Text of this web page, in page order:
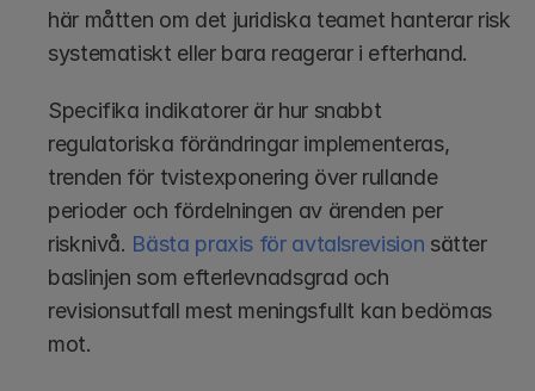
här måtten om det juridiska teamet hanterar risk
systematiskt eller bara reagerar i efterhand.
Specifika indikatorer är hur snabbt
regulatoriska förändringar implementeras,
trenden för tvistexponering över rullande
perioder och fördelningen av ärenden per
risknivå. Bästa praxis för avtalsrevision sätter
baslinjen som efterlevnadsgrad och
revisionsutfall mest meningsfullt kan bedömas
mot.